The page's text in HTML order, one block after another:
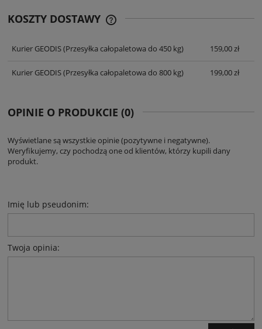
KOSZTY DOSTAWY
Kurier GEODIS(Przesyłka całopaletowa do 450 kg) 159,00 zł
Kurier GEODIS(Przesyłka całopaletowa do 800 kg) 199,00 zł
OPINIE O PRODUKCIE (0)
Wyświetlane są wszystkie opinie (pozytywne i negatywne).
Weryfikujemy, czy pochodzą one od klientów, którzy kupili dany
produkt.
Imię lub pseudonim:
Twoja opinia: